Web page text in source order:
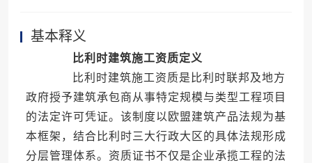
基本释义
比利时建筑施工资质定义
比利时建筑施工资质是比利时联邦及地方
政府授予建筑承包商从事特定规模与类型工程项目
的法定许可凭证。该制度以欧盟建筑产品法规为基
本框架，结合比利时三大行政大区的具体法规形成
分层管理体系。资质证书不仅是企业承揽工程的法